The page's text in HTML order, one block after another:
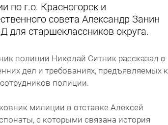
по г.о. Красногорск и
совета Александр Занин
старшеклассников округа.
полиции Николай Ситник рассказал о
дел и требованиях, предъявляемых к
полиции.
милиции в отставке Алексей
с которыми связана история